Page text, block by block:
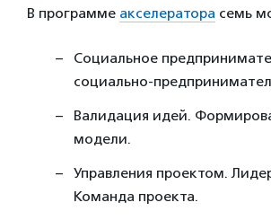
В программе акселератора семь
Социальное
социально-
Валидация идей.
модели.
Управления проектом.
Команда проекта.